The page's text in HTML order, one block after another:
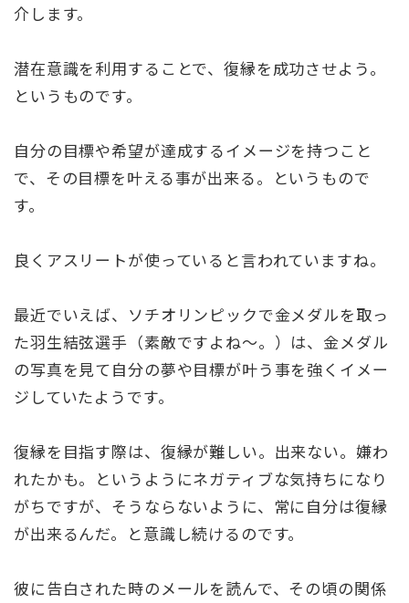
介します。
潜在意識を利用することで、復縁を成功させよう。
というものです。
自分の目標や希望が達成するイメージを持つこと
で、その目標を叶える事が出来る。というもので
す。
良くアスリートが使っていると言われていますね。
最近でいえば、ソチオリンピックで金メダルを取っ
た羽生結弦選手（素敵ですよね〜。）は、金メダル
の写真を見て自分の夢や目標が叶う事を強くイメー
ジしていたようです。
復縁を目指す際は、復縁が難しい。出来ない。嫌わ
れたかも。というようにネガティブな気持ちになり
がちですが、そうならないように、常に自分は復縁
が出来るんだ。と意識し続けるのです。
彼に告白された時のメールを読んで、その頃の関係